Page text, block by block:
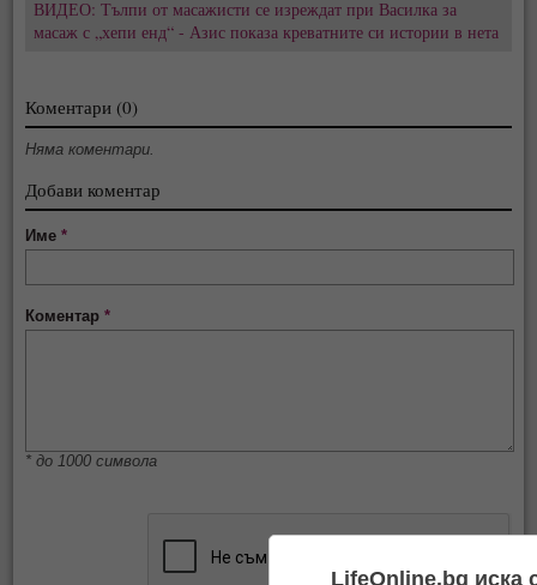
ВИДЕО: Тълпи от масажисти се изреждат при Василка за
масаж с „хепи енд“ - Азис показа креватните си истории в нета
Коментари (0)
Няма коментари.
Добави коментар
Име*
Коментар*
* до 1000 символа
LifeOnline.bg иска